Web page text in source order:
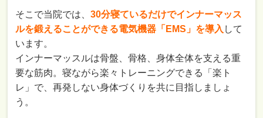
そこで当院では、30分寝ているだけでインナーマッス
ルを鍛えることができる電気機器「EMS」を導入 して
います。
インナーマッスルは骨盤、骨格、身体全体を支える重
要な筋肉。寝ながら楽々トレーニングできる「楽ト
レ」で、再発しない身体づくりを共に目指しましょ
う。